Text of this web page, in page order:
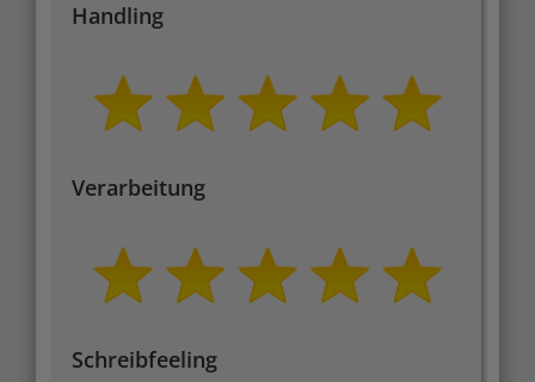
Handling
Verarbeitung
Schreibfeeling